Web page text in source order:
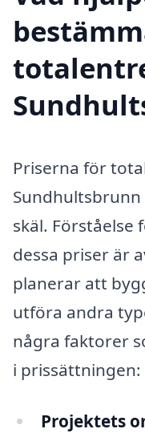
Priserna för
skäl. Förståelse
dessa priser är
planerar att
utföra andra
några faktorer
i prissättningen:
Projektets